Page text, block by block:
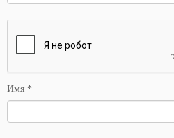
Имя *